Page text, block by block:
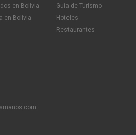
en Bolivia
en Bolivia
Guía de Turismo
Hoteles
Restaurantes